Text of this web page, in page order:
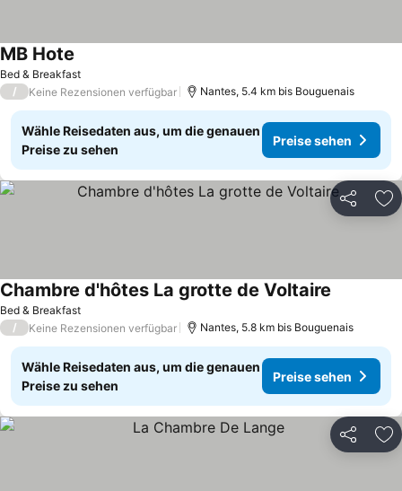
Bed & Breakfast
MB Hote
/ Keine Rezensionen verfügbar Nantes, 5.4 km bis Bouguenais
Wähle Reisedaten aus, um die genauen
Preise zu sehen
Preise sehen
Teilen
Bed & Breakfast
Chambre d'hôtes La grotte de Voltaire
/ Keine Rezensionen verfügbar Nantes, 5.8 km bis Bouguenais
Wähle Reisedaten aus, um die genauen
Preise zu sehen
Preise sehen
Teilen